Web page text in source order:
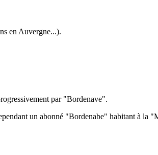
en Auvergne...).
par "Bordenave".
un abonné "Bordenabe" habitant à la